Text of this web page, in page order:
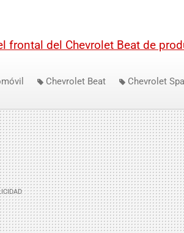
frontal del Chevrolet Beat de
Chevrolet Beat
Chevrolet